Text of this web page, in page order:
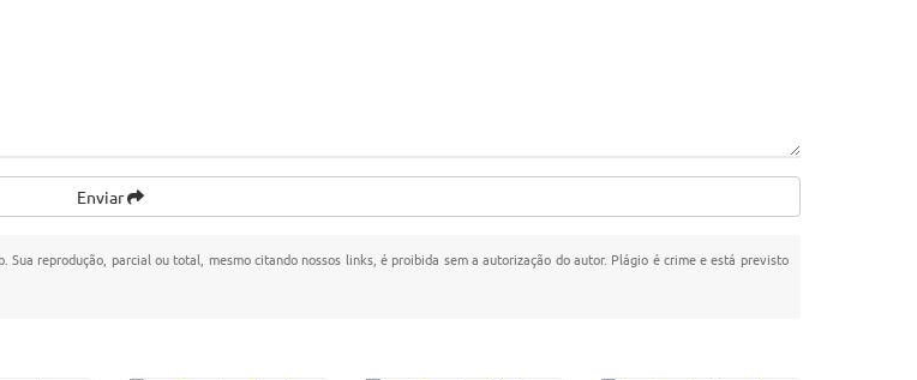
Enviar
Sua reprodução, parcial ou total, mesmo citando nossos links, é proibida sem a autorização do autor. Plágio é crime e está previsto